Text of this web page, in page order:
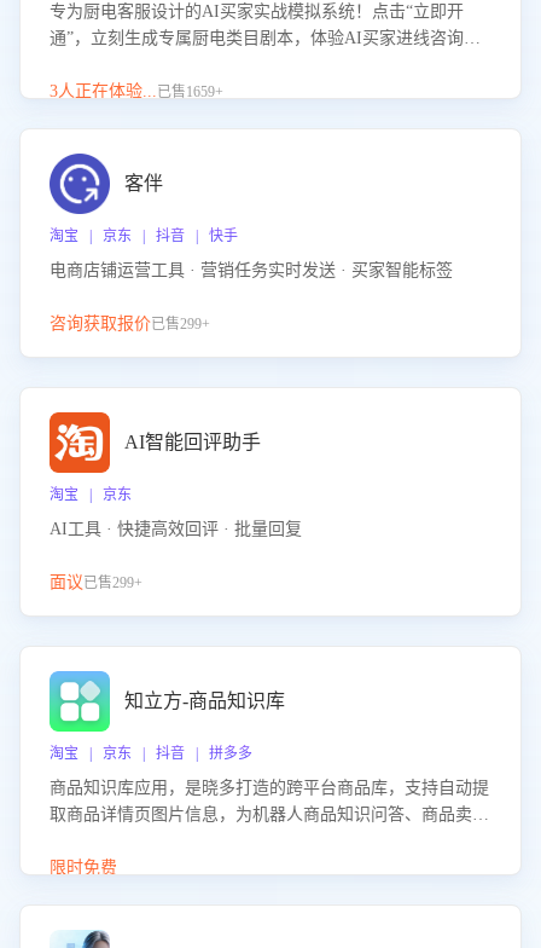
专为厨电客服设计的AI买家实战模拟系统！点击“立即开
通”，立刻生成专属厨电类目剧本，体验AI买家进线咨询真
实场景应对技巧！
3人正在体验...已售1659+
客伴
淘宝 | 京东 | 抖音 | 快手
电商店铺运营工具 · 营销任务实时发送 · 买家智能标签
咨询获取报价已售299+
AI智能回评助手
淘宝 | 京东
AI工具 · 快捷高效回评 · 批量回复
面议已售299+
知立方-商品知识库
淘宝 | 京东 | 抖音 | 拼多多
商品知识库应用，是晓多打造的跨平台商品库，支持自动提
取商品详情页图片信息，为机器人商品知识问答、商品卖点
限时免费